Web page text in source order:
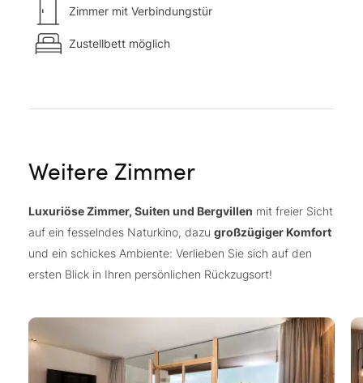
Zimmer mit Verbindungstür
Zustellbett möglich
Weitere Zimmer
Luxuriöse Zimmer, Suiten und Bergvillen mit freier Sicht
auf ein fesselndes Naturkino, dazu großzügiger Komfort
und ein schickes Ambiente: Verlieben Sie sich auf den
ersten Blick in Ihren persönlichen Rückzugsort!